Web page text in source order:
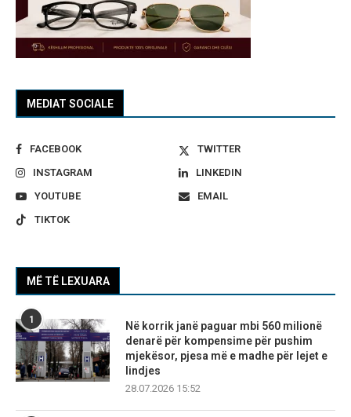
MEDIAT SOCIALE
FACEBOOK
TWITTER
INSTAGRAM
LINKEDIN
YOUTUBE
EMAIL
TIKTOK
MË TË LEXUARA
1
Në korrik janë paguar mbi 560 milionë
denarë për kompensime për pushim
mjekësor, pjesa më e madhe për lejet e
lindjes
28.07.2026 15:52